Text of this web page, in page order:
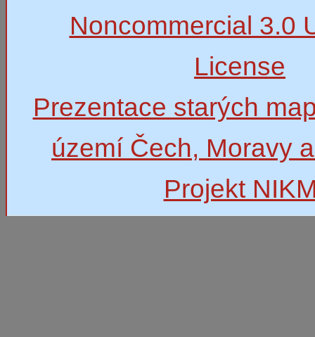
Noncommercial 3.0
License
Prezentace starých
území Čech, Moravy
Projekt